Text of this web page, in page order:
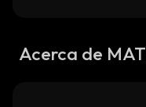
Acerca de